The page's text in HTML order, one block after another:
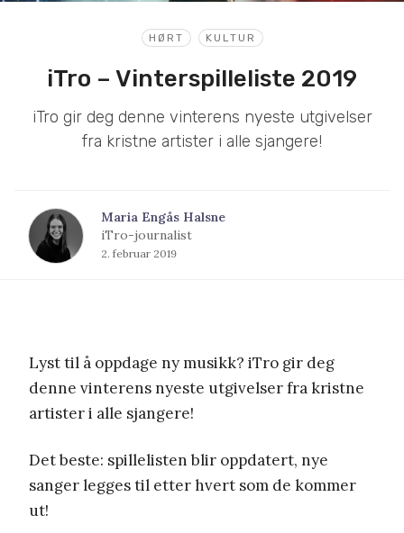
HØRT KULTUR
iTro – Vinterspilleliste 2019
iTro gir deg denne vinterens nyeste utgivelser
fra kristne artister i alle sjangere!
Maria Engås Halsne
iTro-journalist
2. februar 2019
Lyst til å oppdage ny musikk? iTro gir deg
denne vinterens nyeste utgivelser fra kristne
artister i alle sjangere!
Det beste: spillelisten blir oppdatert, nye
sanger legges til etter hvert som de kommer
ut!